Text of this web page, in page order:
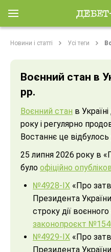
Новини і статті Усі теги
Воєнний стан в
рр.
Воєнний стан в
року і регулярно
Востаннє це відбулось
25 липня 2026 року в
було офіційно
№4928-ІХ «Про
Президента
строку дії
законопроєкт
№4929-ІХ «Про
Президента